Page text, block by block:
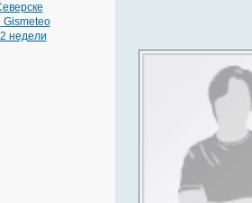
Gismeteo
недели